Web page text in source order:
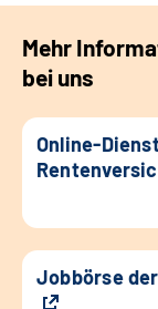
Mehr
bei uns
Online-
Jobbörse